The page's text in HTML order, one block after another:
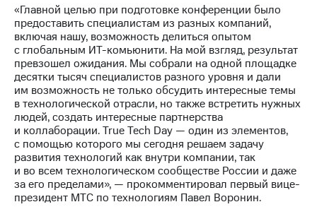
Описание
Программа
приобретения
Порядок
выкупа
акций
Дивиденды
Рынок
облигаций
Описание
Еврооблигации-2023
Уведомление
о
погашении
«Главной целью при подготовке конференции было
предоставить специалистам из разных компаний,
включая нашу, возможность делиться опытом
с глобальным ИТ-комьюнити. На мой взгляд, результат
превзошел ожидания. Мы собрали на одной площадке
десятки тысяч специалистов разного уровня и дали
им возможность не только обсудить интересные темы
в технологической отрасли, но также встретить нужных
людей, создать интересные партнерства
и коллаборации. True Tech Day — один из элементов,
с помощью которого мы сегодня решаем задачу
развития технологий как внутри компании, так
и во всем технологическом сообществе России и даже
за его пределами», — прокомментировал первый вице-
президент МТС по технологиям Павел Воронин.